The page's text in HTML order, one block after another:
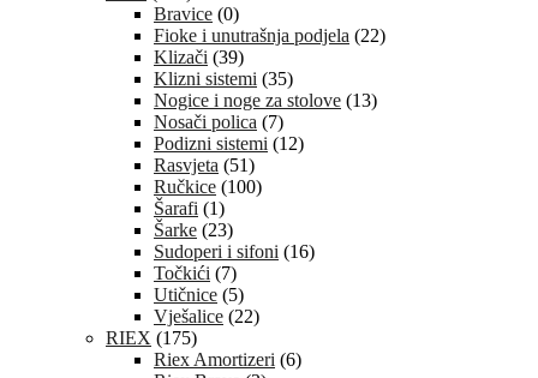
Bravice (0)
Fioke i unutrašnja podjela (22)
Klizači (39)
Klizni sistemi (35)
Nogice i noge za stolove (13)
Nosači polica (7)
Podizni sistemi (12)
Rasvjeta (51)
Ručkice (100)
Šarafi (1)
Šarke (23)
Sudoperi i sifoni (16)
Točkići (7)
Utičnice (5)
Vješalice (22)
RIEX (175)
Riex Amortizeri (6)